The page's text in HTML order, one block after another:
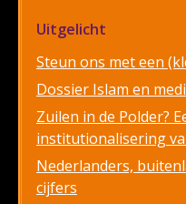
Uitgelicht
Steun ons met een
Dossier Islam en
Zuilen in de Polder?
institutionalisering
Nederlanders,
cijfers